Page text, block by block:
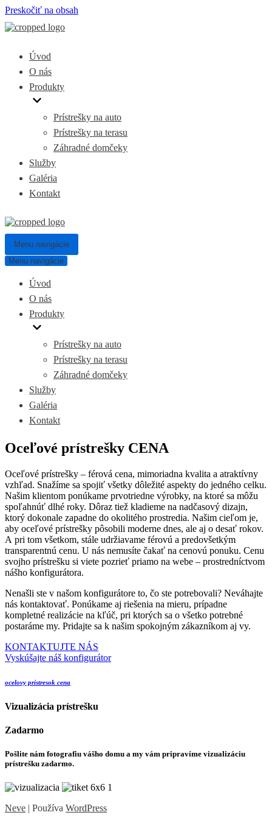
Preskočiť na obsah
Úvod
O nás
Produkty
Prístrešky na auto
Prístrešky na terasu
Záhradné domčeky
Služby
Galéria
Kontakt
Menu navigácie
Menu navigácie
Úvod
O nás
Produkty
Prístrešky na auto
Prístrešky na terasu
Záhradné domčeky
Služby
Galéria
Kontakt
Oceľové prístrešky CENA
Oceľové prístrešky – férová cena, mimoriadna kvalita a atraktívny
vzhľad. Snažíme sa spojiť všetky dôležité aspekty do jedného celku.
Našim klientom ponúkame prvotriedne výrobky, na ktoré sa môžu
spoľahnúť dlhé roky. Dôraz tiež kladieme na nadčasový dizajn,
ktorý dokonale zapadne do okolitého prostredia. Našim cieľom je,
aby oceľové prístrešky pôsobili moderne dnes, ale aj o desať rokov.
A pri tom všetkom, stále udržiavame férovú a predovšetkým
transparentnú cenu. U nás nemusíte čakať na cenovú ponuku. Cenu
svojho prístrešku si viete pozrieť priamo na webe – prostredníctvom
nášho konfigurátora.
Nenašli ste v našom konfigurátore to, čo ste potrebovali? Neváhajte
nás kontaktovať. Ponúkame aj riešenia na mieru, prípadne
kompletné realizácie na kľúč, pri ktorých sa o všetko potrebné
postaráme my. Pridajte sa k našim spokojným zákazníkom aj vy.
KONTAKTUJTE NÁS
Vyskúšajte náš konfigurátor
ocelovy pristresok cena
Vizualizácia prístrešku
Zadarmo
Pošlite nám fotografiu vášho domu a my vám pripravíme vizualizáciu
prístrešku zadarmo.
Neve | Používa WordPress